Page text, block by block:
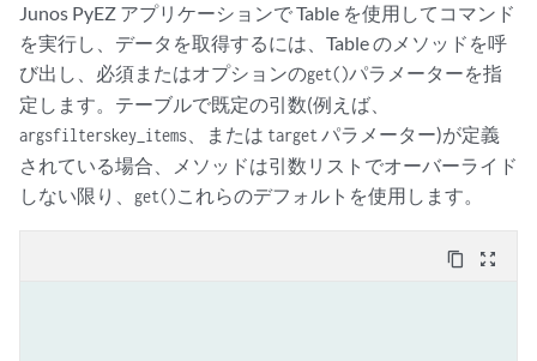
Junos PyEZ アプリケーションで Table を使用してコマンド
を実行し、データを取得するには、Table のメソッドを呼
び出し、必須またはオプションのget()パラメーターを指
定します。テーブルで既定の引数(例えば、
argsfilterskey_items 、または targetパラメーター)が定義
されている場合、メソッドは引数リストでオーバーライド
しない限り、
get()これらのデフォルトを使用します。
content_copy zoom_out_map